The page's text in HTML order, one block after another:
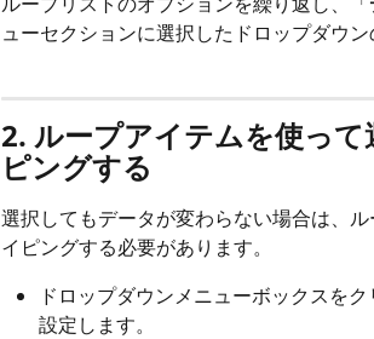
ューセクションに選択したドロップダウ
2. ループアイテムを使っ
ピングする
選択してもデータが変わらない場合は、
イピングする必要があります。
ドロップダウンメニューボックスをク
設定します。